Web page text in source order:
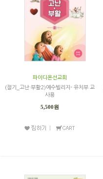
파이디온선교회
(절기_고난·부활2)예수빌리지- 유치부 교
사용
5,500원